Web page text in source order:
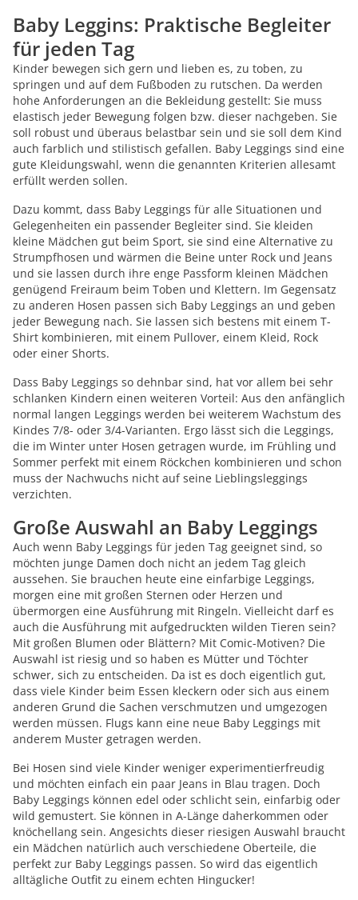
Baby Leggins: Praktische Begleiter
für jeden Tag
Kinder bewegen sich gern und lieben es, zu toben, zu
springen und auf dem Fußboden zu rutschen. Da werden
hohe Anforderungen an die Bekleidung gestellt: Sie muss
elastisch jeder Bewegung folgen bzw. dieser nachgeben. Sie
soll robust und überaus belastbar sein und sie soll dem Kind
auch farblich und stilistisch gefallen. Baby Leggings sind eine
gute Kleidungswahl, wenn die genannten Kriterien allesamt
erfüllt werden sollen.
Dazu kommt, dass Baby Leggings für alle Situationen und
Gelegenheiten ein passender Begleiter sind. Sie kleiden
kleine Mädchen gut beim Sport, sie sind eine Alternative zu
Strumpfhosen und wärmen die Beine unter Rock und Jeans
und sie lassen durch ihre enge Passform kleinen Mädchen
genügend Freiraum beim Toben und Klettern. Im Gegensatz
zu anderen Hosen passen sich Baby Leggings an und geben
jeder Bewegung nach. Sie lassen sich bestens mit einem T-
Shirt kombinieren, mit einem Pullover, einem Kleid, Rock
oder einer Shorts.
Dass Baby Leggings so dehnbar sind, hat vor allem bei sehr
schlanken Kindern einen weiteren Vorteil: Aus den anfänglich
normal langen Leggings werden bei weiterem Wachstum des
Kindes 7/8- oder 3/4-Varianten. Ergo lässt sich die Leggings,
die im Winter unter Hosen getragen wurde, im Frühling und
Sommer perfekt mit einem Röckchen kombinieren und schon
muss der Nachwuchs nicht auf seine Lieblingsleggings
verzichten.
Große Auswahl an Baby Leggings
Auch wenn Baby Leggings für jeden Tag geeignet sind, so
möchten junge Damen doch nicht an jedem Tag gleich
aussehen. Sie brauchen heute eine einfarbige Leggings,
morgen eine mit großen Sternen oder Herzen und
übermorgen eine Ausführung mit Ringeln. Vielleicht darf es
auch die Ausführung mit aufgedruckten wilden Tieren sein?
Mit großen Blumen oder Blättern? Mit Comic-Motiven? Die
Auswahl ist riesig und so haben es Mütter und Töchter
schwer, sich zu entscheiden. Da ist es doch eigentlich gut,
dass viele Kinder beim Essen kleckern oder sich aus einem
anderen Grund die Sachen verschmutzen und umgezogen
werden müssen. Flugs kann eine neue Baby Leggings mit
anderem Muster getragen werden.
Bei Hosen sind viele Kinder weniger experimentierfreudig
und möchten einfach ein paar Jeans in Blau tragen. Doch
Baby Leggings können edel oder schlicht sein, einfarbig oder
wild gemustert. Sie können in A-Länge daherkommen oder
knöchellang sein. Angesichts dieser riesigen Auswahl braucht
ein Mädchen natürlich auch verschiedene Oberteile, die
perfekt zur Baby Leggings passen. So wird das eigentlich
alltägliche Outfit zu einem echten Hingucker!